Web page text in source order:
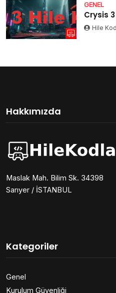
GENEL
Crysis
Hile
Hakkımızda
Maslak Mah. Bilim Sk. 34398
Sarıyer / İSTANBUL
Kategoriler
Genel
Kurulum Güvenliği